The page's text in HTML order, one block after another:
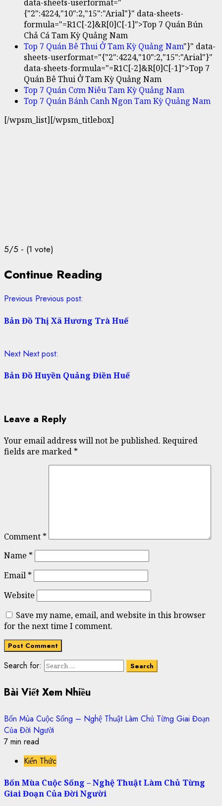
data-sheets-userformat="
{"2":4224,"10":2,"15":"Arial"}" data-sheets-
formula="=R1C[-2]&R[0]C[-1]">Top 7 Quán Bún
Chả Cá Tam Kỳ Quảng Nam
Top 7 Quán Bê Thui Ở Tam Kỳ Quảng Nam"}" data-
sheets-userformat="{"2":4224,"10":2,"15":"Arial"}"
data-sheets-formula="=R1C[-2]&R[0]C[-1]">Top 7
Quán Bê Thui Ở Tam Kỳ Quảng Nam
Top 7 Quán Cơm Niêu Tam Kỳ Quảng Nam
Top 7 Quán Bánh Canh Ngon Tam Kỳ Quảng Nam
[/wpsm_list][/wpsm_titlebox]
5/5 - (1 vote)
Continue Reading
Previous Previous post:
Bản Đồ Thị Xã Hương Trà Huế
Next Next post:
Bản Đồ Huyền Quảng Điền Huế
Leave a Reply
Your email address will not be published. Required
fields are marked *
Comment *
Name *
Email *
Website
Save my name, email, and website in this browser
for the next time I comment.
Search for:
Bài Viết Xem Nhiều
Bốn Mùa Cuộc Sống – Nghệ Thuật Làm Chủ Từng Giai Đoạn
Của Đời Người
7 min read
Kiến Thức
Bốn Mùa Cuộc Sống – Nghệ Thuật Làm Chủ Từng
Giai Đoạn Của Đời Người